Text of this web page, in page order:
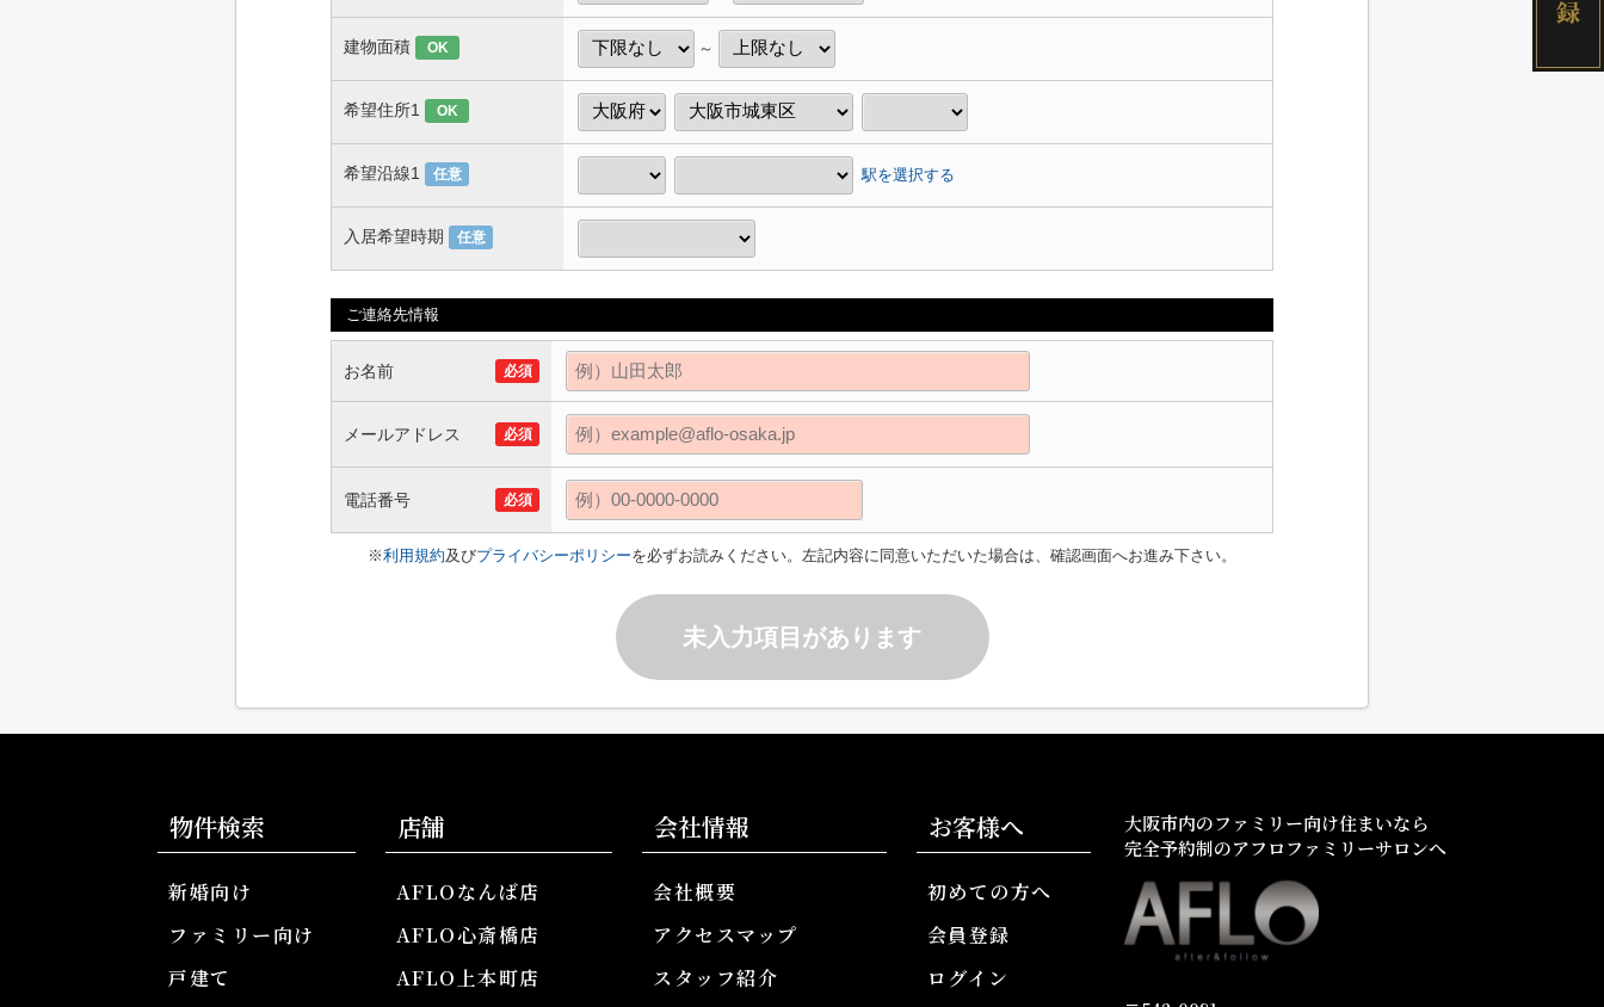
建物面積 OK ～
希望住所1 OK
希望沿線1 任意 駅を選択する
入居希望時期 任意
ご連絡先情報
お名前 必須
メールアドレス 必須
電話番号 必須
※利用規約及びプライバシーポリシーを必ずお読みください。左記内容に同意いただいた場合は、確認画面へお進み下さい。
未入力項目があります
物件検索
新婚向け
ファミリー向け
戸建て
店舗
AFLOなんば店
AFLO心斎橋店
AFLO上本町店
会社情報
会社概要
アクセスマップ
スタッフ紹介
お客様へ
初めての方へ
会員登録
ログイン
大阪市内のファミリー向け住まいなら
完全予約制のアフロファミリーサロンへ